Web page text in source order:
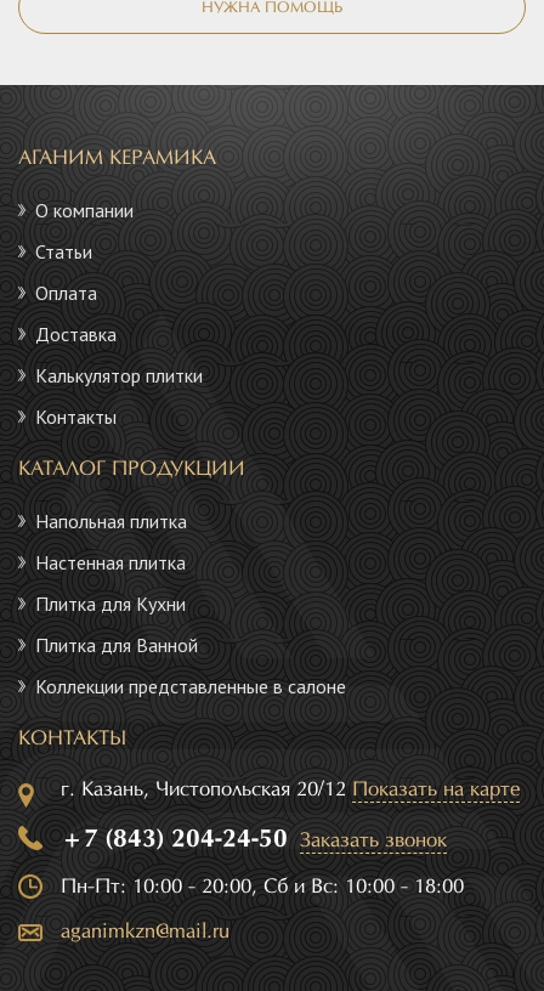
НУЖНА ПОМОЩЬ
АГАНИМ КЕРАМИКА
О компании
Статьи
Оплата
Доставка
Калькулятор плитки
Контакты
КАТАЛОГ ПРОДУКЦИИ
Напольная плитка
Настенная плитка
Плитка для Кухни
Плитка для Ванной
Коллекции представленные в салоне
КОНТАКТЫ
г. Казань, Чистопольская 20/12 Показать на карте
+7 (843) 204-24-50 Заказать звонок
Пн-Пт: 10:00 - 20:00, Сб и Вс: 10:00 - 18:00
aganimkzn@mail.ru